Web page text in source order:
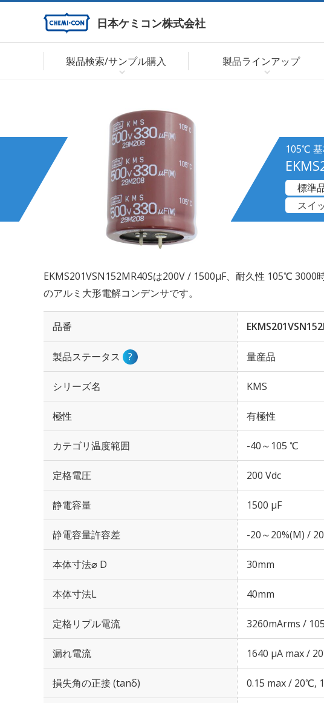
日本ケミコン株式会社
製品検索/サンプル購入 製品ラインアップ
105℃ 基
標準
スイ
EKMS201VSN152MR40Sは200V / 1500µF、耐久性 105℃
のアルミ大形電解コンデンサです。
品番
製品ステータス ? 量産品
シリーズ名 KMS
極性 有極性
カテゴリ温度範囲 -40～105 ℃
定格電圧 200 Vdc
静電容量 1500 µF
静電容量許容差 -20～20%(M) /
本体寸法⌀ D 30mm
本体寸法L 40mm
定格リプル電流 3260mArms /
漏れ電流 1640 μA max /
損失角の正接 (tanδ) 0.15 max / 20℃,